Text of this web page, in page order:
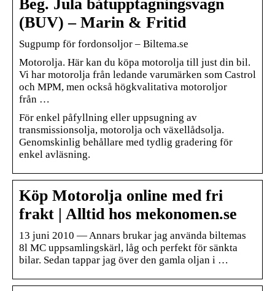
Beg. Jula båtupptagningsvagn
(BUV) – Marin & Fritid
Sugpump för fordonsoljor – Biltema.se
Motorolja. Här kan du köpa motorolja till just din bil.
Vi har motorolja från ledande varumärken som Castrol
och MPM, men också högkvalitativa motoroljor
från …
För enkel påfyllning eller uppsugning av
transmissionsolja, motorolja och växellådsolja.
Genomskinlig behållare med tydlig gradering för
enkel avläsning.
Köp Motorolja online med fri
frakt | Alltid hos mekonomen.se
13 juni 2010 — Annars brukar jag använda biltemas
8l MC uppsamlingskärl, låg och perfekt för sänkta
bilar. Sedan tappar jag över den gamla oljan i …